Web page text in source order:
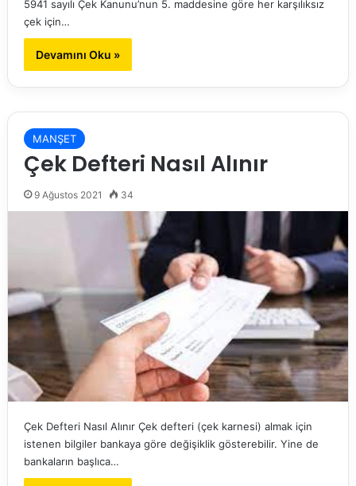
5941 sayılı Çek Kanunu’nun 5. maddesine göre her karşılıksız
çek için…
Devamını Oku »
MANŞET
Çek Defteri Nasıl Alınır
9 Ağustos 2021 34
Çek Defteri Nasıl Alınır Çek defteri (çek karnesi) almak için
istenen bilgiler bankaya göre değişiklik gösterebilir. Yine de
bankaların başlıca…